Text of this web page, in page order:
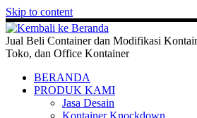
Skip to content
Jual Beli Container dan Modifikasi
Toko, dan Office Kontainer
BERANDA
PRODUK KAMI
Jasa Desain
Kontainer Knockdown